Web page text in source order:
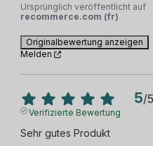
Ursprünglich veröffentlicht auf
recommerce.com (fr)
Originalbewertung anzeigen
Melden
5/5
Verifizierte Bewertung
Sehr gutes Produkt